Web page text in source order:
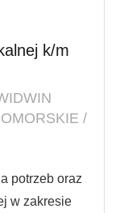
k/m
/
potrzeb oraz
w zakresie